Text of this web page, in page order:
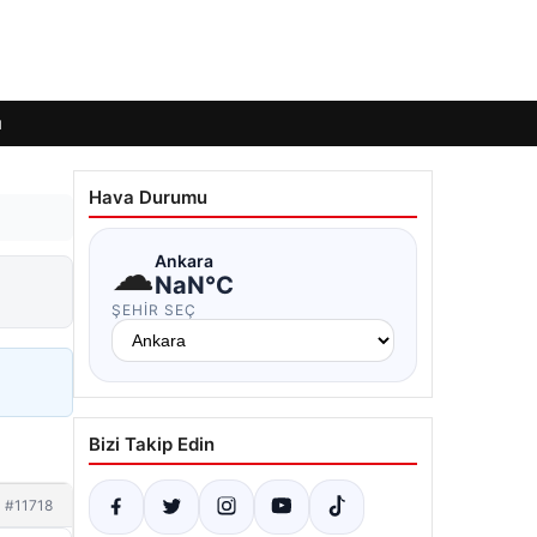
#11718
Hava Durumu
☁Ankara
NaN°C
ŞEHIR SEÇ
Bizi Takip Edin